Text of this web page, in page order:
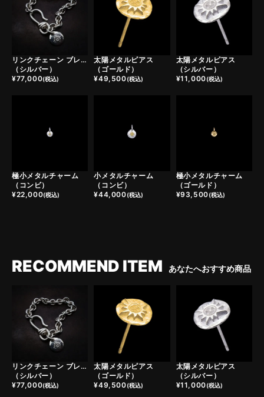
リンクチェーン ブレスレット
（シルバー）
¥77,000(税込)
太陽メタルピアス
（ゴールド）
¥49,500(税込)
太陽メタルピアス
（シルバー）
¥11,000(税込)
極小メタルチャーム
（コンビ）
¥22,000(税込)
小メタルチャーム
（コンビ）
¥44,000(税込)
極小メタルチャーム
（ゴールド）
¥93,500(税込)
RECOMMEND ITEM あなたへおすすめ商品
リンクチェーン ブレスレット
（シルバー）
¥77,000(税込)
太陽メタルピアス
（ゴールド）
¥49,500(税込)
太陽メタルピアス
（シルバー）
¥11,000(税込)